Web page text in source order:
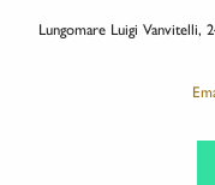
Lungomare Luigi Vanvitelli,